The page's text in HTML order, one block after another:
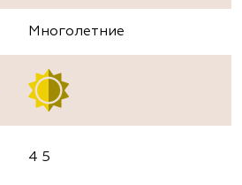
Многолетние
4 5